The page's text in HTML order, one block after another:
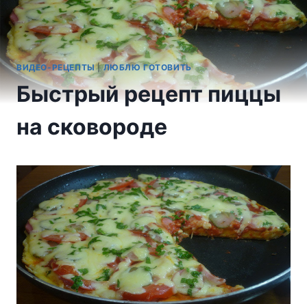
ВИДЕО-РЕЦЕПТЫ|ЛЮБЛЮ ГОТОВИТЬ
Быстрый рецепт пиццы
на сковороде